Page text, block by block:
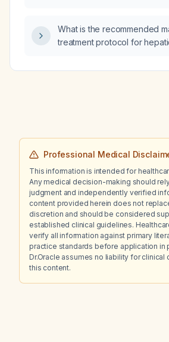
What is the recommended
treatment protocol for
Professional Medical
This information is intended for
Any medical decision-making should
judgment and independently verified
content provided herein does not
discretion and should be considered
established clinical guidelines.
verify all information against primary
practice standards before application in
Dr.Oracle assumes no liability for
this content.